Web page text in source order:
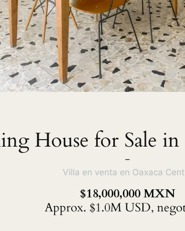
House for Sale
–
Villa en venta en Oaxaca
$18,000,000 MXN
Approx. $1.0M USD,